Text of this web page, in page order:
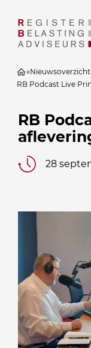
»Nieuwsoverzicht
RB Podcast Live
RB
28